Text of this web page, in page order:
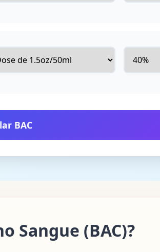
BAC
Sangue (BAC)?